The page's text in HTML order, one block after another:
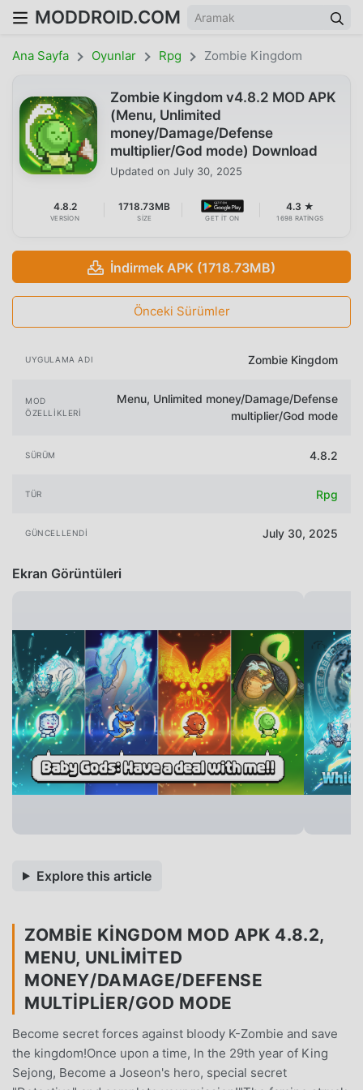
MODDROID.COM
Ana Sayfa Oyunlar Rpg Zombie Kingdom
Zombie Kingdom v4.8.2 MOD APK
(Menu, Unlimited
money/Damage/Defense
multiplier/God mode) Download
Updated on July 30, 2025
4.8.2
VERSION
1718.73MB
SIZE GET IT ON
4.3 ★
1698 RATINGS
İndirmek APK (1718.73MB)
Önceki Sürümler
UYGULAMA ADI Zombie Kingdom
MOD
ÖZELLIKLERI
Menu, Unlimited money/Damage/Defense
multiplier/God mode
SÜRÜM 4.8.2
TÜR Rpg
GÜNCELLENDI July 30, 2025
Ekran Görüntüleri
Explore this article
ZOMBIE KINGDOM MOD APK 4.8.2,
MENU, UNLIMITED
MONEY/DAMAGE/DEFENSE
MULTIPLIER/GOD MODE
Become secret forces against bloody K-Zombie and save
the kingdom!Once upon a time, In the 29th year of King
Sejong, Become a Joseon's hero, special secret